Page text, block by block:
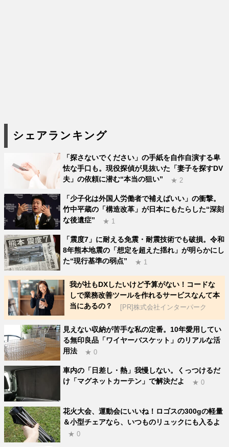
シェアランキング
「探さないでください」の手紙を自作自演する卑
怯な手口も。現役探偵が見抜いた「妻子を探すDV
夫」の依頼に潜む“本当の狙い”
★ 2
「少子化は外国人労働者で補えばいい」の衝撃。
竹中平蔵の「構造改革」が日本にもたらした“深刻
な後遺症”
★ 1
「震度7」に耐える免震・耐震技術でも破損。令和
8年熊本地震の「想定を超えた揺れ」が明らかにし
た“現行基準の弱点”
★ 1
我が社もDXしたいけど予算がない！コードな
しで業務改善ツールを作れるサービスなんて本
当にあるの？
[PR]株式会社インターパーク
見えない収納が苦手な私の定番。10年愛用してい
る無印良品「ワイヤーバスケット」のリアルな活
用法
★ 0
車内の「日差し・熱」我慢しない。くっつけるだ
け「マグネットカーテン」で解決だよ
★ 0
花火大会、運動会にいいね！ロゴスの300gの軽量
＆小型チェアなら、いつものリュックにも入るよ
★ 0